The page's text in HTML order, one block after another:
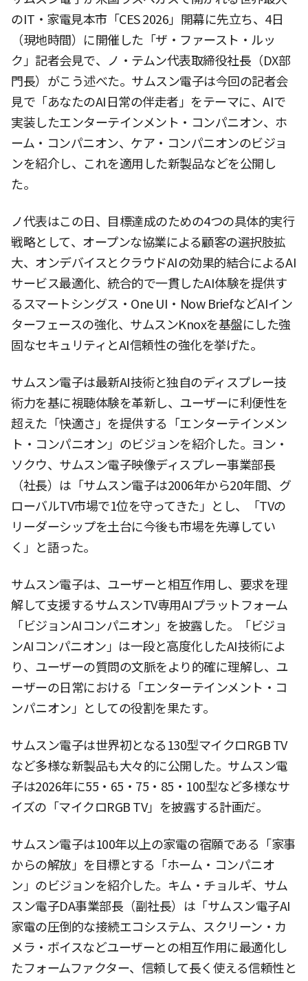
のIT・家電見本市「CES 2026」開幕に先立ち、4日
（現地時間）に開催した「ザ・ファースト・ルッ
ク」記者会見で、ノ・テムン代表取締役社長（DX部
門長）がこう述べた。サムスン電子は今回の記者会
見で「あなたのAI日常の伴走者」をテーマに、AIで
実装したエンターテインメント・コンパニオン、ホ
ーム・コンパニオン、ケア・コンパニオンのビジョ
ンを紹介し、これを適用した新製品などを公開し
た。
ノ代表はこの日、目標達成のための4つの具体的実行
戦略として、オープンな協業による顧客の選択肢拡
大、オンデバイスとクラウドAIの効果的結合によるAI
サービス最適化、統合的で一貫したAI体験を提供す
るスマートシングス・One UI・Now BriefなどAIイン
ターフェースの強化、サムスンKnoxを基盤にした強
固なセキュリティとAI信頼性の強化を挙げた。
サムスン電子は最新AI技術と独自のディスプレー技
術力を基に視聴体験を革新し、ユーザーに利便性を
超えた「快適さ」を提供する「エンターテインメン
ト・コンパニオン」のビジョンを紹介した。ヨン・
ソクウ、サムスン電子映像ディスプレー事業部長
（社長）は「サムスン電子は2006年から20年間、グ
ローバルTV市場で1位を守ってきた」とし、「TVの
リーダーシップを土台に今後も市場を先導してい
く」と語った。
サムスン電子は、ユーザーと相互作用し、要求を理
解して支援するサムスンTV専用AIプラットフォーム
「ビジョンAIコンパニオン」を披露した。「ビジョ
ンAIコンパニオン」は一段と高度化したAI技術によ
り、ユーザーの質問の文脈をより的確に理解し、ユ
ーザーの日常における「エンターテインメント・コ
ンパニオン」としての役割を果たす。
サムスン電子は世界初となる130型マイクロRGB TV
など多様な新製品も大々的に公開した。サムスン電
子は2026年に55・65・75・85・100型など多様なサ
イズの「マイクロRGB TV」を披露する計画だ。
サムスン電子は100年以上の家電の宿願である「家事
からの解放」を目標とする「ホーム・コンパニオ
ン」のビジョンを紹介した。キム・チョルギ、サム
スン電子DA事業部長（副社長）は「サムスン電子AI
家電の圧倒的な接続エコシステム、スクリーン・カ
メラ・ボイスなどユーザーとの相互作用に最適化し
たフォームファクター、信頼して長く使える信頼性と